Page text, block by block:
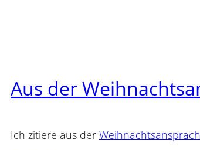
Aus der
Ich zitiere aus der